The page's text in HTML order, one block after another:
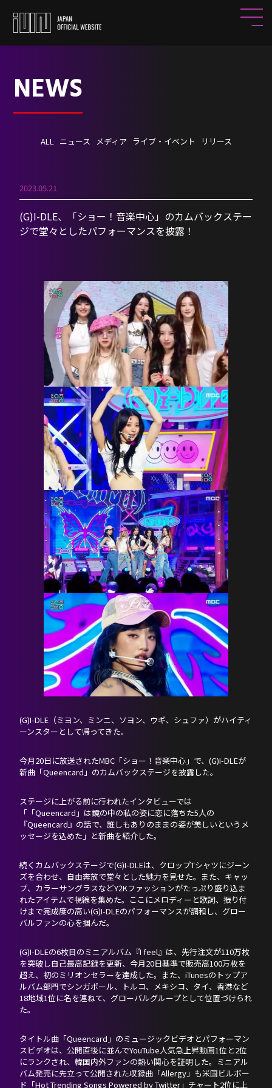
NEWS
ALL ニュース メディア ライブ・イベント リリース
2023.05.21
(G)I-DLE、「ショー！音楽中心」のカムバックステー
ジで堂々としたパフォーマンスを披露！
(G)I-DLE（ミヨン、ミンニ、ソヨン、ウギ、シュファ）がハイティ
ーンスターとして帰ってきた。
今月20日に放送されたMBC「ショー！音楽中心」で、(G)I-DLEが
新曲「Queencard」のカムバックステージを披露した。
ステージに上がる前に行われたインタビューでは
「「Queencard」は鏡の中の私の姿に恋に落ちた5人の
『Queencard』の話で、誰しもありのままの姿が美しいというメ
ッセージを込めた」と新曲を紹介した。
続くカムバックステージで(G)I-DLEは、クロップTシャツにジーン
ズを合わせ、自由奔放で堂々とした魅力を見せた。また、キャッ
プ、カラーサングラスなどY2Kファッションがたっぷり盛り込ま
れたアイテムで視線を集めた。ここにメロディーと歌詞、振り付
けまで完成度の高い(G)I-DLEのパフォーマンスが調和し、グロー
バルファンの心を掴んだ。
(G)I-DLEの6枚目のミニアルバム『I feel』は、先行注文が110万枚
を突破し自己最高記録を更新、今月20日基準で販売高100万枚を
超え、初のミリオンセラーを達成した。また、iTunesのトップア
ルバム部門でシンガポール、トルコ、メキシコ、タイ、香港など
18地域1位に名を連ねて、グローバルグループとして位置づけられ
た。
タイトル曲「Queencard」のミュージックビデオとパフォーマン
スビデオは、公開直後に並んでYouTube人気急上昇動画1位と2位
にランクされ、韓国内外ファンの熱い関心を証明した。ミニアル
バム発売に先立って公開された収録曲「Allergy」も米国ビルボー
ド「Hot Trending Songs Powered by Twitter」チャート2位に上
HOME
NEWS
PROFILE
SCHEDULE
DISCOGRAPHY
NEVERLAND JAPAN